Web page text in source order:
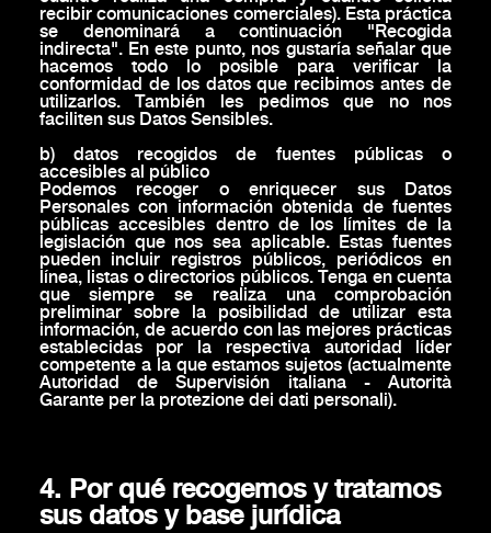
recibir comunicaciones comerciales). Esta práctica
se denominará a continuación "Recogida
indirecta". En este punto, nos gustaría señalar que
hacemos todo lo posible para verificar la
conformidad de los datos que recibimos antes de
utilizarlos. También les pedimos que no nos
faciliten sus Datos Sensibles.
b) datos recogidos de fuentes públicas o
accesibles al público
Podemos recoger o enriquecer sus Datos
Personales con información obtenida de fuentes
públicas accesibles dentro de los límites de la
legislación que nos sea aplicable. Estas fuentes
pueden incluir registros públicos, periódicos en
línea, listas o directorios públicos. Tenga en cuenta
que siempre se realiza una comprobación
preliminar sobre la posibilidad de utilizar esta
información, de acuerdo con las mejores prácticas
establecidas por la respectiva autoridad líder
competente a la que estamos sujetos (actualmente
Autoridad de Supervisión italiana - Autorità
Garante per la protezione dei dati personali).
4. Por qué recogemos y tratamos
sus datos y base jurídica